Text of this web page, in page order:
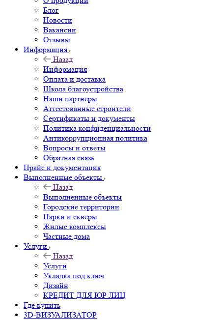
Блог
Новости
Вакансии
Отзывы
Информация
Назад
Информация
Оплата и доставка
Школа благоустройства
Наши партнёры
Аттестованные строители
Сертификаты и документы
Политика конфиденциальности
Антикоррупционная политика
Вопросы и ответы
Обратная связь
Прайс и документация
Выполненные объекты
Назад
Выполненные объекты
Городские территории
Парки и скверы
Жилые комплексы
Частные дома
Услуги
Назад
Услуги
Укладка под ключ
Дизайн
КРЕДИТ ДЛЯ ЮР ЛИЦ
Где купить
3D-ВИЗУАЛИЗАТОР